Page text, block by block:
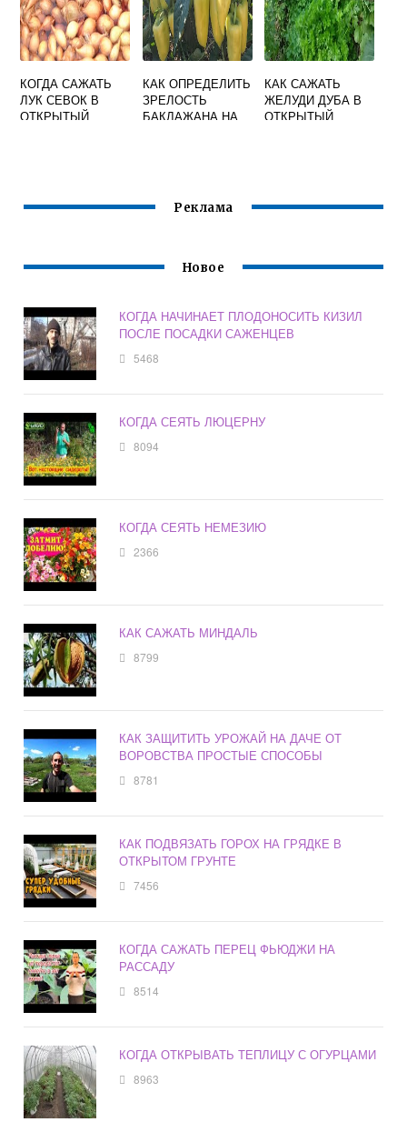
КОГДА САЖАТЬ
ЛУК СЕВОК В
ОТКРЫТЫЙ
КАК ОПРЕДЕЛИТЬ
ЗРЕЛОСТЬ
БАКЛАЖАНА НА
КАК САЖАТЬ
ЖЕЛУДИ ДУБА В
ОТКРЫТЫЙ
Реклама
Новое
КОГДА НАЧИНАЕТ ПЛОДОНОСИТЬ КИЗИЛ
ПОСЛЕ ПОСАДКИ САЖЕНЦЕВ
5468
КОГДА СЕЯТЬ ЛЮЦЕРНУ
8094
КОГДА СЕЯТЬ НЕМЕЗИЮ
2366
КАК САЖАТЬ МИНДАЛЬ
8799
КАК ЗАЩИТИТЬ УРОЖАЙ НА ДАЧЕ ОТ
ВОРОВСТВА ПРОСТЫЕ СПОСОБЫ
8781
КАК ПОДВЯЗАТЬ ГОРОХ НА ГРЯДКЕ В
ОТКРЫТОМ ГРУНТЕ
7456
КОГДА САЖАТЬ ПЕРЕЦ ФЬЮДЖИ НА
РАССАДУ
8514
КОГДА ОТКРЫВАТЬ ТЕПЛИЦУ С ОГУРЦАМИ
8963